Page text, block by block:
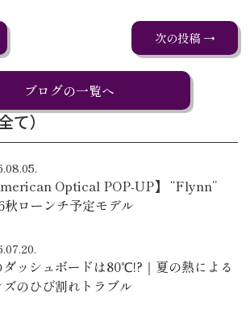
次の投稿 →
ブログの一覧へ
て）
Optical POP-UP】 “Flynn”
秋ローンチ予定モデル
ダッシュボードは80℃!?｜夏の熱による
ズのひび割れトラブル